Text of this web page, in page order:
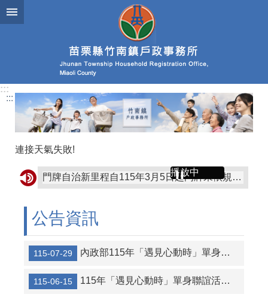
跳到主要內容區塊
:::
:::
連接天氣失敗!
播放中 門牌自治新里程自115年3月5日起門牌未依規定張貼或脫落未補製張貼要罰300元、私設門牌將罰5000元。
行人走在斑馬線上，車輛遵守停讓
公告資訊
115-07-29 內政部115年「遇見心動時」單身聯誼活動，第3、10-14梯次訂於115年8月7日至16日受理報名
115-06-15 115年「遇見心動時」單身聯誼活動第5-9梯次，6月22日至7月1日開放報名